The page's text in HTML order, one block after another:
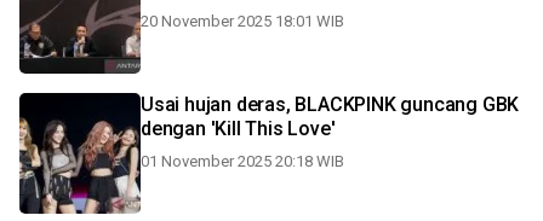
20 November 2025 18:01 WIB
Usai hujan deras, BLACKPINK guncang GBK
dengan 'Kill This Love'
01 November 2025 20:18 WIB